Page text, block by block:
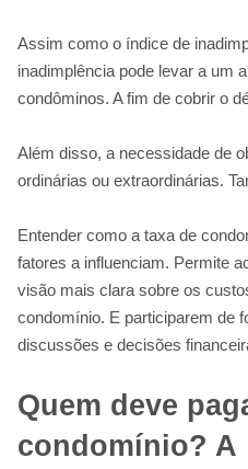
Assim como o índice de
inadimplência pode levar a um
condôminos. A fim de cobrir o
Além disso, a necessidade de
ordinárias ou extraordinárias.
Entender como a taxa de
fatores a influenciam. Permite
visão mais clara sobre os
condomínio. E participarem de
discussões e decisões
Quem deve
condomínio? A